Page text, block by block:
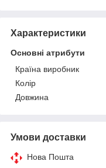
Характеристики
Основні атрибути
Країна виробник
Колір
Довжина
Умови доставки
Нова Пошта